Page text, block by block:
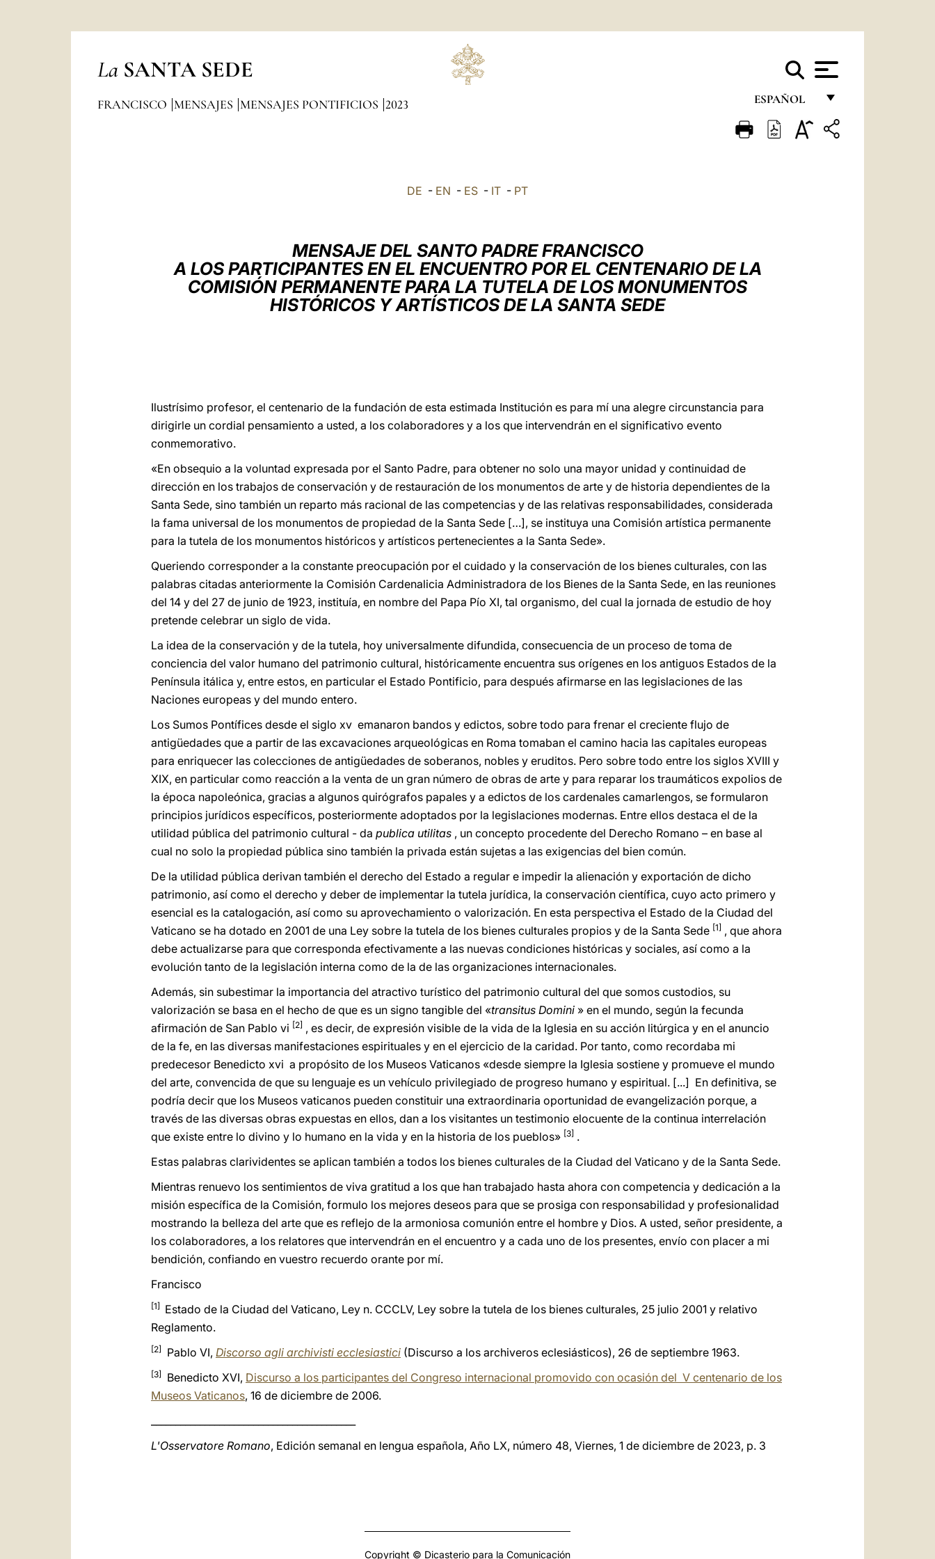
La SANTA SEDE
ESPAÑOL
FRANÇAIS
DEUTSCH
FRANCISCO MENSAJES MENSAJES PONTIFICIOS 2023
DE - EN - ES - IT - PT
MENSAJE DEL SANTO PADRE FRANCISCO
A LOS PARTICIPANTES EN EL ENCUENTRO POR EL CENTENARIO DE LA
COMISIÓN PERMANENTE PARA LA TUTELA DE LOS MONUMENTOS
HISTÓRICOS Y ARTÍSTICOS DE LA SANTA SEDE
Ilustrísimo profesor, el centenario de la fundación de esta estimada Institución es para mí una alegre circunstancia para
dirigirle un cordial pensamiento a usted, a los colaboradores y a los que intervendrán en el significativo evento
conmemorativo.
«En obsequio a la voluntad expresada por el Santo Padre, para obtener no solo una mayor unidad y continuidad de
dirección en los trabajos de conservación y de restauración de los monumentos de arte y de historia dependientes de la
Santa Sede, sino también un reparto más racional de las competencias y de las relativas responsabilidades, considerada
la fama universal de los monumentos de propiedad de la Santa Sede […], se instituya una Comisión artística permanente
para la tutela de los monumentos históricos y artísticos pertenecientes a la Santa Sede».
Queriendo corresponder a la constante preocupación por el cuidado y la conservación de los bienes culturales, con las
palabras citadas anteriormente la Comisión Cardenalicia Administradora de los Bienes de la Santa Sede, en las reuniones
del 14 y del 27 de junio de 1923, instituía, en nombre del Papa Pío XI, tal organismo, del cual la jornada de estudio de hoy
pretende celebrar un siglo de vida.
La idea de la conservación y de la tutela, hoy universalmente difundida, consecuencia de un proceso de toma de
conciencia del valor humano del patrimonio cultural, históricamente encuentra sus orígenes en los antiguos Estados de la
Península itálica y, entre estos, en particular el Estado Pontificio, para después afirmarse en las legislaciones de las
Naciones europeas y del mundo entero.
Los Sumos Pontífices desde el siglo xv emanaron bandos y edictos, sobre todo para frenar el creciente flujo de
antigüedades que a partir de las excavaciones arqueológicas en Roma tomaban el camino hacia las capitales europeas
para enriquecer las colecciones de antigüedades de soberanos, nobles y eruditos. Pero sobre todo entre los siglos XVIII y
XIX, en particular como reacción a la venta de un gran número de obras de arte y para reparar los traumáticos expolios de
la época napoleónica, gracias a algunos quirógrafos papales y a edictos de los cardenales camarlengos, se formularon
principios jurídicos específicos, posteriormente adoptados por la legislaciones modernas. Entre ellos destaca el de la
utilidad pública del patrimonio cultural - da publica utilitas , un concepto procedente del Derecho Romano – en base al
cual no solo la propiedad pública sino también la privada están sujetas a las exigencias del bien común.
De la utilidad pública derivan también el derecho del Estado a regular e impedir la alienación y exportación de dicho
patrimonio, así como el derecho y deber de implementar la tutela jurídica, la conservación científica, cuyo acto primero y
esencial es la catalogación, así como su aprovechamiento o valorización. En esta perspectiva el Estado de la Ciudad del
Vaticano se ha dotado en 2001 de una Ley sobre la tutela de los bienes culturales propios y de la Santa Sede [1] , que ahora
debe actualizarse para que corresponda efectivamente a las nuevas condiciones históricas y sociales, así como a la
evolución tanto de la legislación interna como de la de las organizaciones internacionales.
Además, sin subestimar la importancia del atractivo turístico del patrimonio cultural del que somos custodios, su
valorización se basa en el hecho de que es un signo tangible del «transitus Domini » en el mundo, según la fecunda
afirmación de San Pablo vi [2] , es decir, de expresión visible de la vida de la Iglesia en su acción litúrgica y en el anuncio
de la fe, en las diversas manifestaciones espirituales y en el ejercicio de la caridad. Por tanto, como recordaba mi
predecesor Benedicto xvi a propósito de los Museos Vaticanos «desde siempre la Iglesia sostiene y promueve el mundo
del arte, convencida de que su lenguaje es un vehículo privilegiado de progreso humano y espiritual. [...] En definitiva, se
podría decir que los Museos vaticanos pueden constituir una extraordinaria oportunidad de evangelización porque, a
través de las diversas obras expuestas en ellos, dan a los visitantes un testimonio elocuente de la continua interrelación
que existe entre lo divino y lo humano en la vida y en la historia de los pueblos» [3] .
Estas palabras clarividentes se aplican también a todos los bienes culturales de la Ciudad del Vaticano y de la Santa Sede.
Mientras renuevo los sentimientos de viva gratitud a los que han trabajado hasta ahora con competencia y dedicación a la
misión específica de la Comisión, formulo los mejores deseos para que se prosiga con responsabilidad y profesionalidad
mostrando la belleza del arte que es reflejo de la armoniosa comunión entre el hombre y Dios. A usted, señor presidente, a
los colaboradores, a los relatores que intervendrán en el encuentro y a cada uno de los presentes, envío con placer a mi
bendición, confiando en vuestro recuerdo orante por mí.
Francisco
[1]
Estado de la Ciudad del Vaticano, Ley n. CCCLV, Ley sobre la tutela de los bienes culturales, 25 julio 2001 y relativo
Reglamento.
[2] Pablo VI, Discorso agli archivisti ecclesiastici (Discurso a los archiveros eclesiásticos), 26 de septiembre 1963.
[3] Benedicto XVI, Discurso a los participantes del Congreso internacional promovido con ocasión del V centenario de los
Museos Vaticanos, 16 de diciembre de 2006.
L'Osservatore Romano, Edición semanal en lengua española, Año LX, número 48, Viernes, 1 de diciembre de 2023, p. 3
Copyright © Dicasterio para la Comunicación